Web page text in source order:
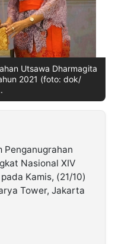
Utsawa Dharmagita
2021 (foto: dok/
Penganugrahan
Nasional XIV
Kamis, (21/10)
Tower, Jakarta